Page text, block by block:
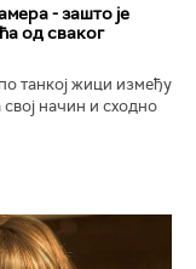
- зашто је
од сваког
танкој жици између
свој начин и сходно